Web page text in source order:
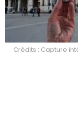
Crédits : Capture